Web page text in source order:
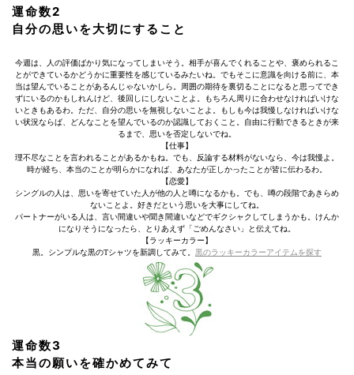
運命数2
自分の思いを大切にすること
今週は、人の評価ばかり気になってしまいそう。相手が喜んでくれることや、褒められるこ
とができているかどうかに重要性を感じているみたいね。でもそこに意識を向ける前に、本
当は望んでいることがあるんじゃないかしら。周囲の期待を裏切ることになると思ってでき
ずにいるのかもしれんけど、後回しにしないことよ。もちろん周りに合わせなければいけな
いときもあるわ。ただ、自分の思いを無視しないことよ。もしも今は我慢しなければいけな
い状況ならば、どんなことを望んでいるのか認識しておくこと。自由に行動できるときが来
るまで、思いを否定しないでね。
【仕事】
理不尽なことを言われることがあるかもね。でも、反論する材料がないなら、今は我慢よ。
時が経ち、本当のことが明らかになれば、あなたが正しかったことが皆に伝わるわ。
【恋愛】
シングルの人は、思いを寄せていた人が他の人と噂になるかも。でも、噂の段階であきらめ
ないことよ。好きだという思いを大事にしてね。
パートナーがいる人は、言い間違いや聞き間違いなどでギクシャクしてしまうかも。けんか
になりそうになったら、とりあえず「ごめんなさい」と伝えてね。
【ラッキーカラー】
黒。シンプルな黒のTシャツを新調してみて。 黒のラッキーカラーアイテムを探す
運命数3
本当の願いを確かめてみて